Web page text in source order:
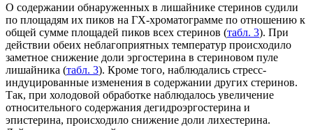
О содержании обнаруженных в лишайнике стеринов судили
по площадям их пиков на ГХ-хроматограмме по отношению к
общей сумме площадей пиков всех стеринов (табл. 3). При
действии обеих неблагоприятных температур происходило
заметное снижение доли эргостерина в стериновом пуле
лишайника (табл. 3). Кроме того, наблюдались стресс-
индуцированные изменения в содержании других стеринов.
Так, при холодовой обработке наблюдалось увеличение
относительного содержания дегидроэргостерина и
эпистерина, происходило снижение доли лихестерина.